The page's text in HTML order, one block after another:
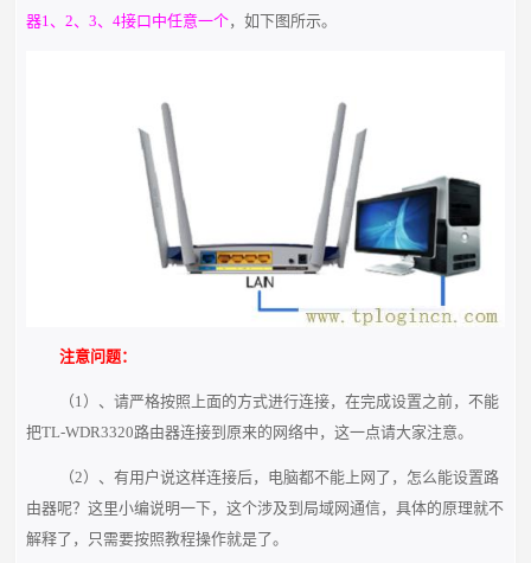
器1、2、3、4接口中任意一个，如下图所示。
注意问题：
（1）、请严格按照上面的方式进行连接，在完成设置之前，不能
把TL-WDR3320路由器连接到原来的网络中，这一点请大家注意。
（2）、有用户说这样连接后，电脑都不能上网了，怎么能设置路
由器呢？这里小编说明一下，这个涉及到局域网通信，具体的原理就不
解释了，只需要按照教程操作就是了。